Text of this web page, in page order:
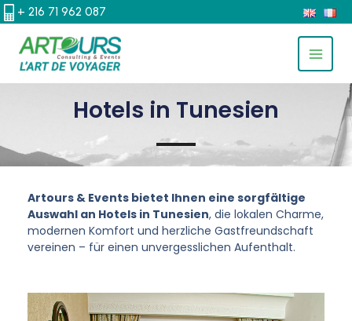
ZUM
INHALT
SPRINGEN
+ 216 71 962 087
MAIN
Hotels in Tunesien
Artours & Events bietet Ihnen eine sorgfältige
Auswahl an Hotels in Tunesien, die lokalen Charme,
modernen Komfort und herzliche Gastfreundschaft
vereinen – für einen unvergesslichen Aufenthalt.